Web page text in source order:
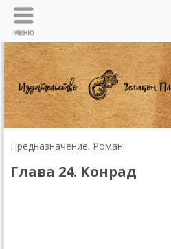
Предназначение. Роман.
Глава 24. Конрад